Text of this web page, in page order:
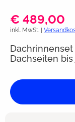
€ 489,00
inkl. MwSt. |
Dachseiten